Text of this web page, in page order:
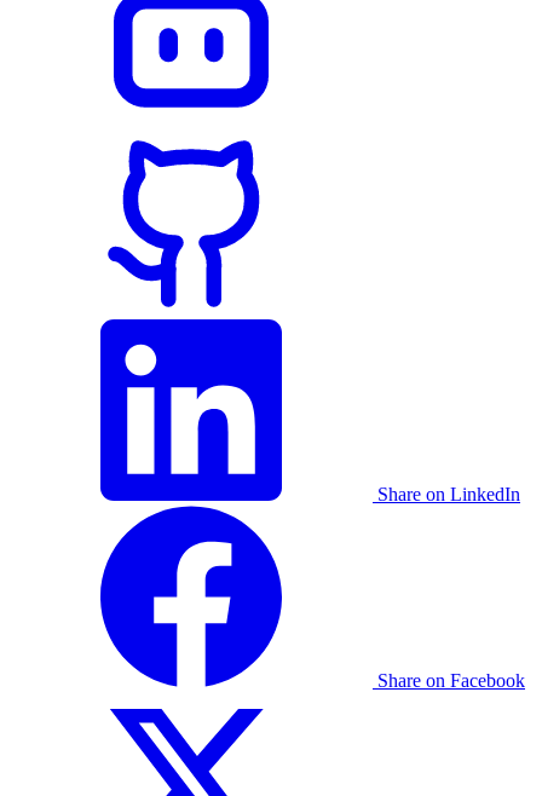
Share on LinkedIn
Share on Facebook